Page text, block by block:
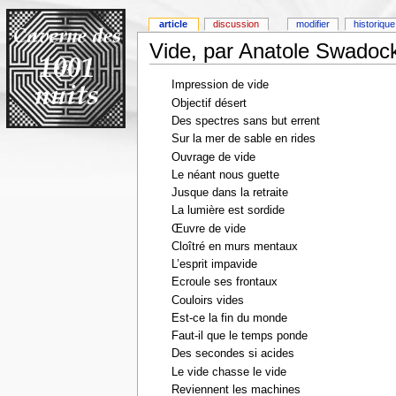
Vide, par Anatole
Impression de vide
Objectif désert
Des spectres sans but errent
Sur la mer de sable en rides
Ouvrage de vide
Le néant nous guette
Jusque dans la retraite
La lumière est sordide
Œuvre de vide
Cloîtré en murs mentaux
L’esprit impavide
Ecroule ses frontaux
Couloirs vides
Est-ce la fin du monde
Faut-il que le temps ponde
Des secondes si acides
Le vide chasse le vide
Reviennent les machines
article discussion modifier historique